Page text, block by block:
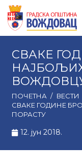
СВАКЕ
ПОЧЕТНА / ВЕСТИ
СВАКЕ ГОДИНЕ
ПОРАСТУ
12. јун 2018.